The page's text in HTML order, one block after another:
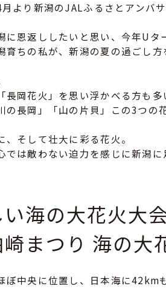
より新潟のJALふるさとアンバ
に恩返ししたいと思い、今年Uタ
ちの私が、新潟の夏の過ごし方
長岡花火」を思い浮かべる方も多
の長岡」「山の片貝」この3つの
そして壮大に彩る花火。
では敵わない迫力を感じに新潟に
海の大花火大
崎まつり 海の
ぼ中央に位置し、日本海に42km